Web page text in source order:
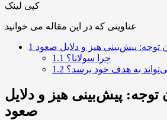
کپی لینک
عناوینی که در این مقاله می خوانید
1 توجه: پیش‌بینی هیز و دلایل صعود
1.1 چرا سولانا؟
1.2 می‌تواند به هدف خود برسد؟
توجه: پیش‌بینی هیز و دلایل
صعود